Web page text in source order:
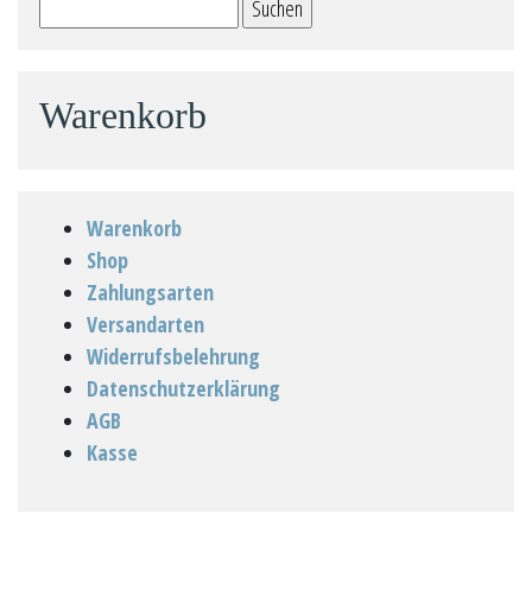
nach:
Warenkorb
Warenkorb
Shop
Zahlungsarten
Versandarten
Widerrufsbelehrung
Datenschutzerklärung
AGB
Kasse